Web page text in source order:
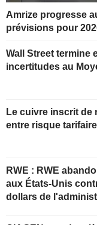
Amrize progresse
prévisions pour
Wall Street termine
incertitudes au
Le cuivre inscrit de
entre risque
RWE : RWE abandonne l'éolien offshore
aux États-Unis
dollars de